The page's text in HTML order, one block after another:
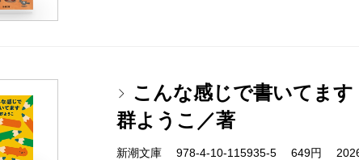
こんな感じで書いてます
群ようこ／著
新潮文庫 978-4-10-115935-5 649円